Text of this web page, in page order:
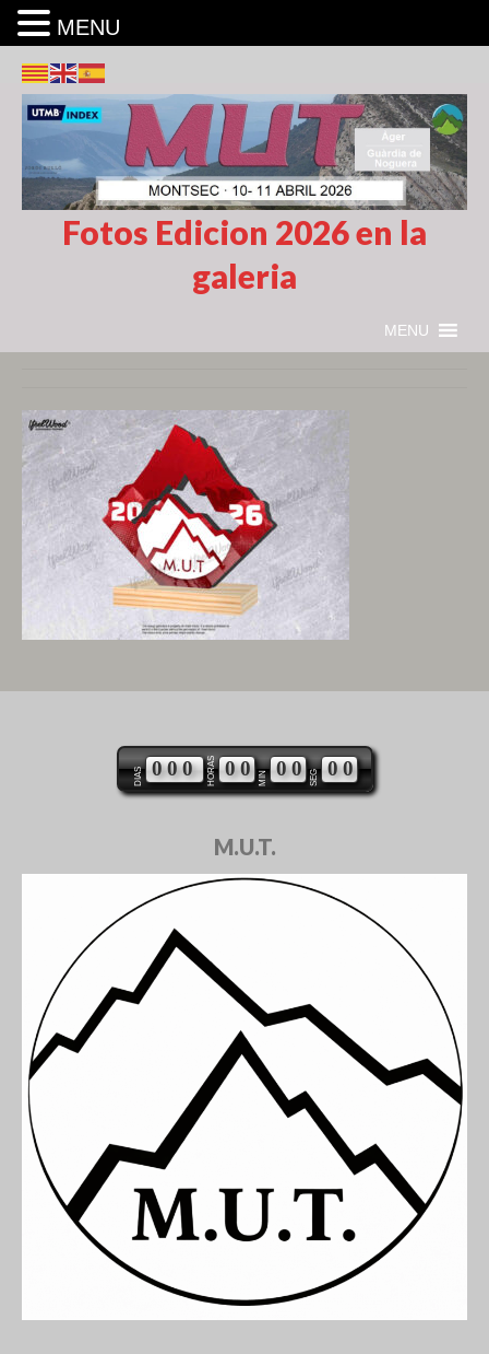
Fotos Edicion 2026 en la
galeria
MENU
DIAS 000 HORAS 00 MIN 00 SEG 00
M.U.T.
MENU